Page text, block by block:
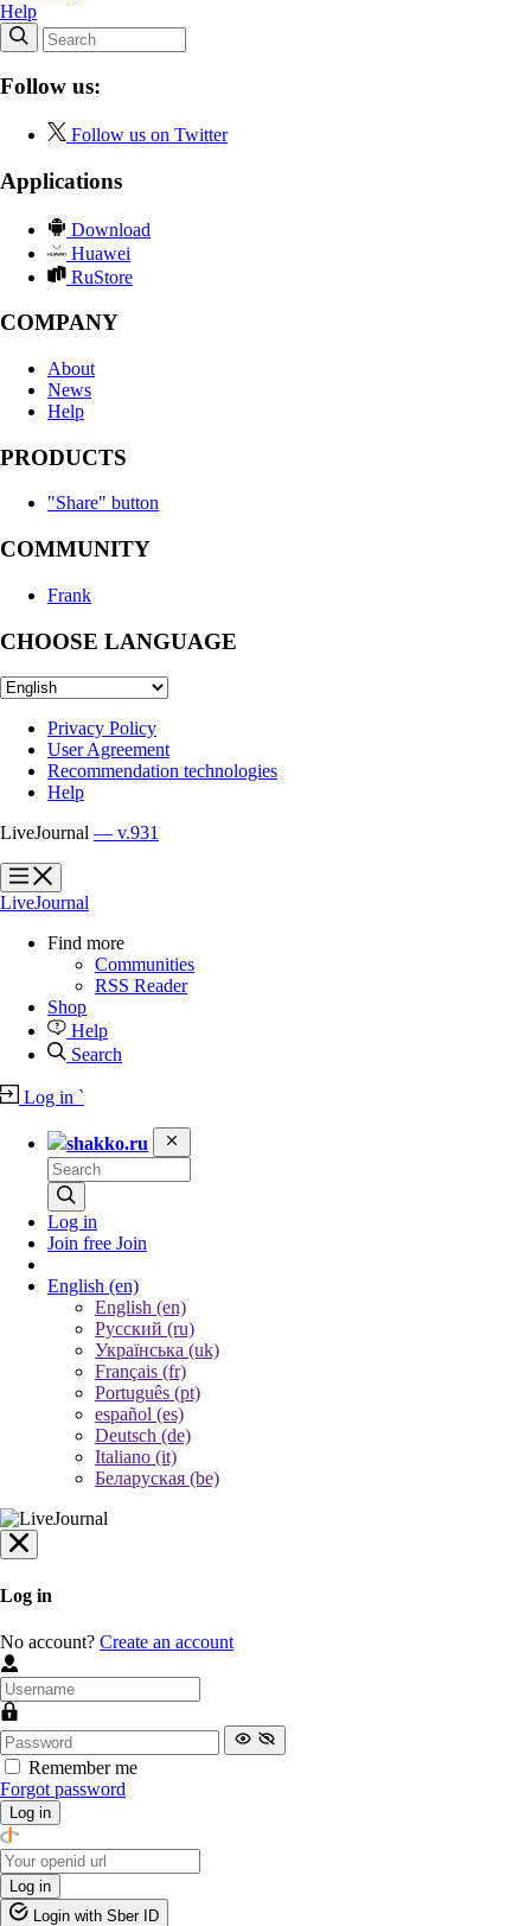
Help
Follow us:
Follow us on Twitter
Applications
Download
Huawei
RuStore
COMPANY
About
News
Help
PRODUCTS
"Share" button
COMMUNITY
Frank
CHOOSE LANGUAGE
Privacy Policy
User Agreement
Recommendation technologies
Help
LiveJournal — v.931
?
?
LiveJournal
Find more
Communities
RSS Reader
Shop
Help
Search
Log in `
shakko.ru
Log in
Join free Join
English (en)
English (en)
Русский (ru)
Українська (uk)
Français (fr)
Português (pt)
español (es)
Deutsch (de)
Italiano (it)
Беларуская (be)
Log in
No account? Create an account
Remember me
Forgot password
Log in
Log in
Login with Sber ID